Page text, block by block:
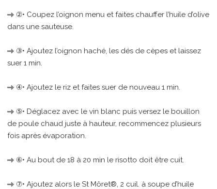
②• Coupez l’oignon menu et faites chauffer l’huile d’olive
dans une sauteuse.
③• Ajoutez l’oignon haché, les dés de cèpes et laissez
suer 1 min.
④• Ajoutez le riz et faites suer de nouveau 1 min.
⑤• Déglacez avec le vin blanc puis versez le bouillon
de poule chaud juste à hauteur, recommencez plusieurs
fois après évaporation.
⑥• Au bout de 18 à 20 min le risotto doit être cuit.
⑦• Ajoutez alors le St Môret®, 2 cuil. à soupe d’huile